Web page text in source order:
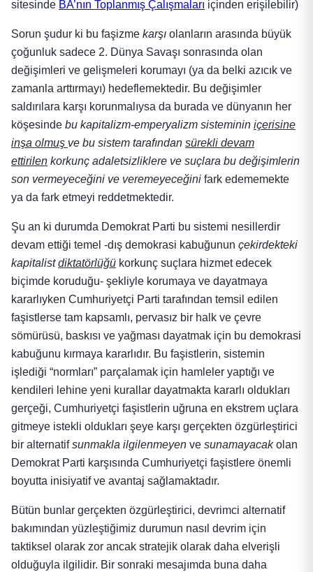
sitesinde BA’nın Toplanmış Çalışmaları içinden erişilebilir)
Sorun şudur ki bu faşizme karşı olanların arasında büyük
çoğunluk sadece 2. Dünya Savaşı sonrasında olan
değişimleri ve gelişmeleri korumayı (ya da belki azıcık ve
zamanla arttırmayı) hedeflemektedir. Bu değişimler
saldırılara karşı korunmalıysa da burada ve dünyanın her
köşesinde bu kapitalizm-emperyalizm sisteminin içerisine
inşa olmuş ve bu sistem tarafından sürekli devam
ettirilen korkunç adaletsizliklere ve suçlara bu değişimlerin
son vermeyeceğini ve veremeyeceğini fark edememekte
ya da fark etmeyi reddetmektedir.
Şu an ki durumda Demokrat Parti bu sistemi nesillerdir
devam ettiği temel -dış demokrasi kabuğunun çekirdekteki
kapitalistdiktatörlüğü korkunç suçlara hizmet edecek
biçimde koruduğu- şekliyle korumaya ve dayatmaya
kararlıyken Cumhuriyetçi Parti tarafından temsil edilen
faşistlerse tam kapsamlı, pervasız bir halk ve çevre
sömürüsü, baskısı ve yağması dayatmak için bu demokrasi
kabuğunu kırmaya kararlıdır. Bu faşistlerin, sistemin
işlediği “normları” parçalamak için hamleler yaptığı ve
kendileri lehine yeni kurallar dayatmakta kararlı oldukları
gerçeği, Cumhuriyetçi faşistlerin uğruna en ekstrem uçlara
gitmeye istekli oldukları şeye karşı gerçekten özgürleştirici
bir alternatifsunmakla ilgilenmeyen ve sunamayacakolan
Demokrat Parti karşısında Cumhuriyetçi faşistlere önemli
boyutta inisiyatif ve avantaj sağlamaktadır.
Bütün bunlar gerçekten özgürleştirici, devrimci alternatif
bakımından yüzleştiğimiz durumun nasıl devrim için
taktiksel olarak zor ancak stratejik olarak daha elverişli
olduğuyla ilgilidir. Bir sonraki mesajımda buna daha